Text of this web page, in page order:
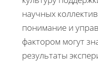
научных
понимание и
фактором могут
результаты